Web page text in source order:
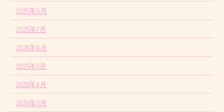
2025年8月
2025年7月
2025年6月
2025年5月
2025年4月
2025年3月